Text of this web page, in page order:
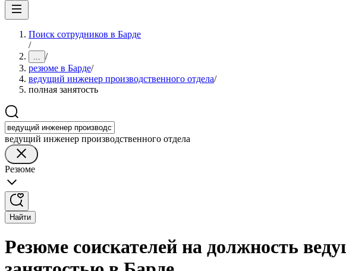
Поиск сотрудников в Барде
/
... /
резюме в Барде/
ведущий инженер производственного отдела/
полная занятость
ведущий инженер производственного отдела
Резюме
Найти
Резюме соискателей на должность